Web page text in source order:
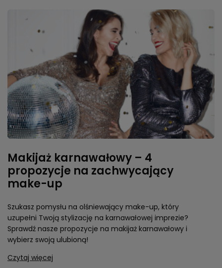
Makijaż karnawałowy – 4
propozycje na zachwycający
make-up
Szukasz pomysłu na olśniewający make-up, który
uzupełni Twoją stylizację na karnawałowej imprezie?
Sprawdź nasze propozycje na makijaż karnawałowy i
wybierz swoją ulubioną!
Czytaj więcej